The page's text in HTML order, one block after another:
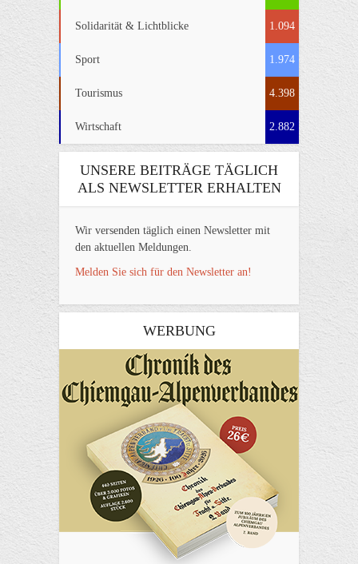
Solidarität & Lichtblicke 1.094
Sport 1.974
Tourismus 4.398
Wirtschaft 2.882
UNSERE BEITRÄGE TÄGLICH
ALS NEWSLETTER ERHALTEN
Wir versenden täglich einen Newsletter mit
den aktuellen Meldungen.
Melden Sie sich für den Newsletter an!
WERBUNG